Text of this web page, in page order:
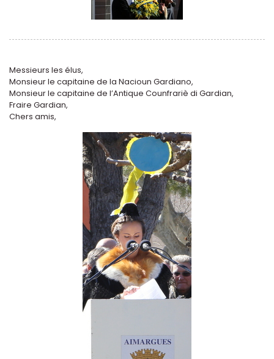
Messieurs les élus,
Monsieur le capitaine de la Nacioun Gardiano,
Monsieur le capitaine de l’Antique Counfrariè di Gardian,
Fraire Gardian,
Chers amis,